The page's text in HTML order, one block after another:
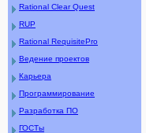
Rational Clear Quest
RUP
Rational RequisitePro
Ведение проектов
Карьера
Программирование
Разработка ПО
ГОСТы